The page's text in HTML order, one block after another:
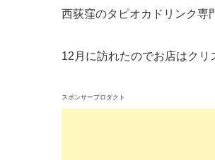
西荻窪のタピオカドリンク専
12月に訪れたのでお店はクリ
スポンサープロダクト